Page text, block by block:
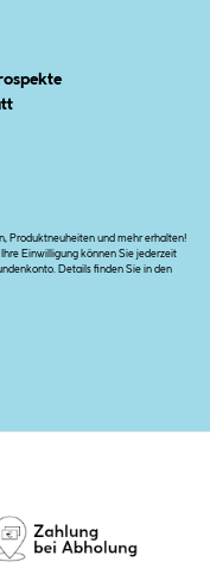
Produktneuheiten und mehr erhalten!
Einwilligung können Sie jederzeit
Details finden Sie in den